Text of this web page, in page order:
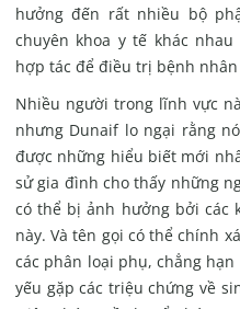
hưởng đến rất nhiều bộ
chuyên khoa y tế khác
hợp tác để điều trị bệnh
Nhiều người trong lĩnh vực
nhưng Dunaif lo ngại rằng
được những hiểu biết mới
sử gia đình cho thấy những
có thể bị ảnh hưởng bởi các
này. Và tên gọi có thể chính
các phân loại phụ, chẳng
yếu gặp các triệu chứng về